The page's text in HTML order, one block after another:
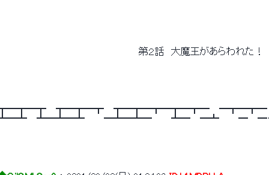
　大魔王があらわれた！
　 ┳━┳━┳　 ┳━┳━┳━┳━┳━　 ━┳━┳━
　 ┻━┻━┻　 　 ━┻━┻━　 　 ┻━　 ━┻　 　 ━